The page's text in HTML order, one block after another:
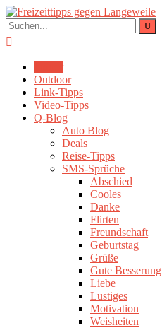
Outdoor
Link-Tipps
Video-Tipps
Q-Blog
Auto Blog
Deals
Reise-Tipps
SMS-Sprüche
Abschied
Cooles
Danke
Flirten
Freundschaft
Geburtstag
Grüße
Gute Besserung
Liebe
Lustiges
Motivation
Weisheiten